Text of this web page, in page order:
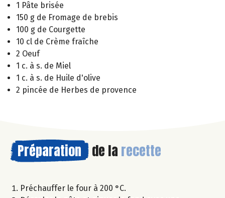
1 Pâte brisée
150 g de Fromage de brebis
100 g de Courgette
10 cl de Crème fraîche
2 Oeuf
1 c. à s. de Miel
1 c. à s. de Huile d'olive
2 pincée de Herbes de provence
Préparation de la recette
Préchauffer le four à 200 °C.